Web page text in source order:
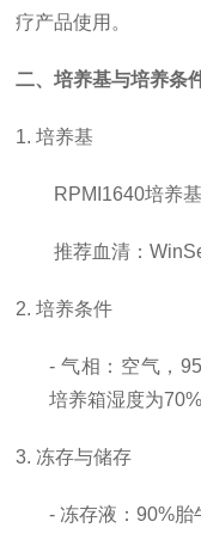
疗产品使用。
二、培养基与培养条
1. 培养基
RPMI1640培养
推荐血清：
2. 培养条件
- 气相：空气，
培养箱湿度为
3. 冻存与储存
- 冻存液：90%胎